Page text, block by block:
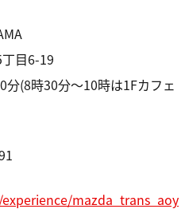
目6-19
(8時30分～10時は1Fカフェ
mazda_trans_aoy